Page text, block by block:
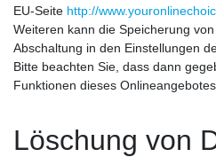
EU-Seite http://
Weiteren kann die Speicherung
Abschaltung in den Einstellungen
Bitte beachten Sie, dass dann
Funktionen dieses
Löschung von